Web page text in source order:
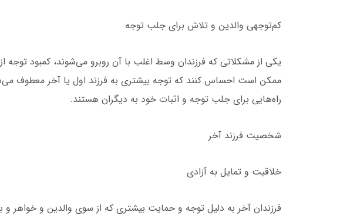
کم‌توجهی والدین و تلاش برای جلب توجه
یکی از مشکلاتی که فرزندان وسط اغلب با آن روبرو می‌شوند، کمبود
ممکن است احساس کنند که توجه بیشتری به فرزند اول یا آخر معطوف
راه‌هایی برای جلب توجه و اثبات خود به دیگران هستند.
شخصیت فرزند آخر
خلاقیت و تمایل به آزادی
فرزندان آخر به دلیل توجه و حمایت بیشتری که از سوی والدین و خواهر و